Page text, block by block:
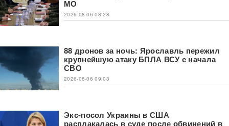
МО
2026-08-06 08:28
88 дронов за ночь: Ярославль пережил
крупнейшую атаку БПЛА ВСУ с начала
СВО
2026-08-06 09:03
Экс-посол Украины в США
расплакалась в суде после обвинений в